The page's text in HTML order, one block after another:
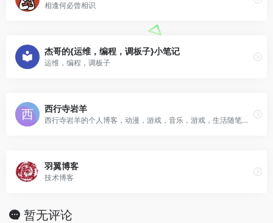
相逢何必曾相识
杰哥的{运维，编程，调板子}小笔记
运维，编程，调板子
西行寺岩羊
西行寺岩羊的个人博客，动漫，游戏，音乐，游戏，生活随笔，技术分享
羽翼博客
技术博客
暂无评论